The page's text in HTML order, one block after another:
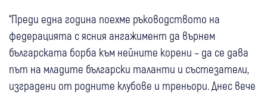
“Преди една година поехме ръководството на
федерацията с ясния ангажимент да върнем
българската борба към нейните корени – да се дава
път на младите български таланти и състезатели,
изградени от родните клубове и треньори. Днес вече